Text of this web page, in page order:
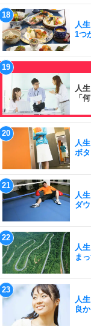
人
1つ
人
「
人
ボ
人
ダ
人
ま
人
良